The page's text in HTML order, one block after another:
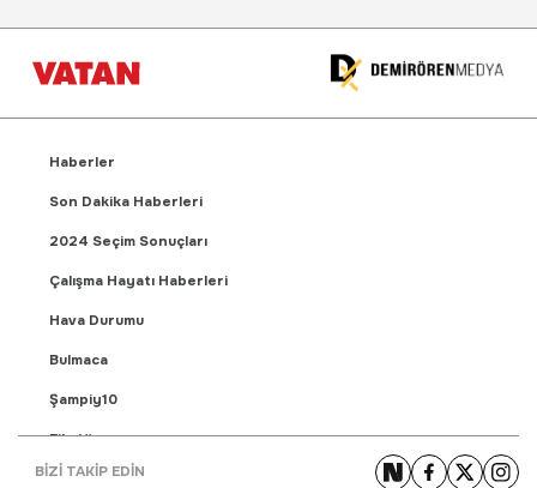
Haberler
Son Dakika Haberleri
2024 Seçim Sonuçları
Çalışma Hayatı Haberleri
Hava Durumu
Bulmaca
Şampiy10
Fikstür
Puan Durumu
BİZİ TAKİP EDİN